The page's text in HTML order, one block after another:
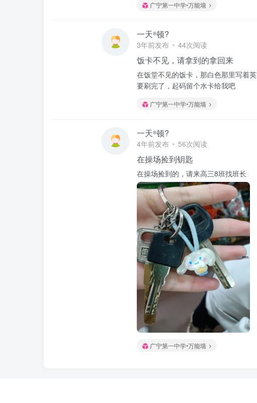
广宁第一中学•万能墙
一天⁸顿?
3年前发布 44次阅读
饭卡不见，请拿到的拿回来
在饭堂不见的饭卡，那白色那里写着
要刷完了，起码留个水卡给我吧
广宁第一中学•万能墙
一天⁸顿?
4年前发布 56次阅读
在操场捡到钥匙
在操场捡到的，请来高三8班找班长
广宁第一中学•万能墙